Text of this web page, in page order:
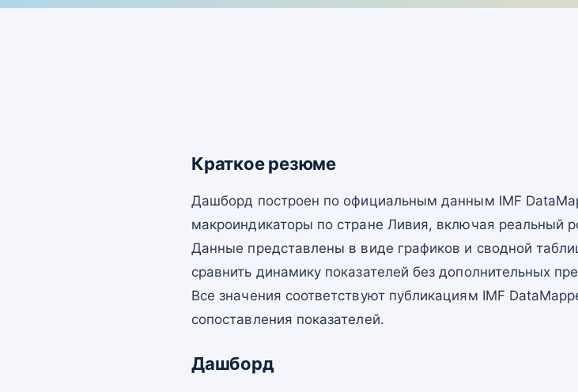
Краткое резюме
Дашборд построен по официальным данным IMF
макроиндикаторы по стране Ливия, включая реальный
Данные представлены в виде графиков и сводной
сравнить динамику показателей без дополнительных
Все значения соответствуют публикациям IMF
сопоставления показателей.
Дашборд